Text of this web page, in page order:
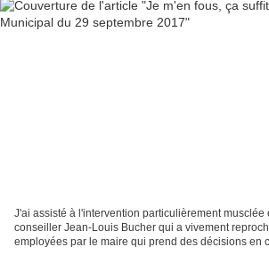
J'ai assisté à l'intervention particulièrement musclée
conseiller Jean-Louis Bucher qui a vivement
employées par le maire qui prend des décisions en